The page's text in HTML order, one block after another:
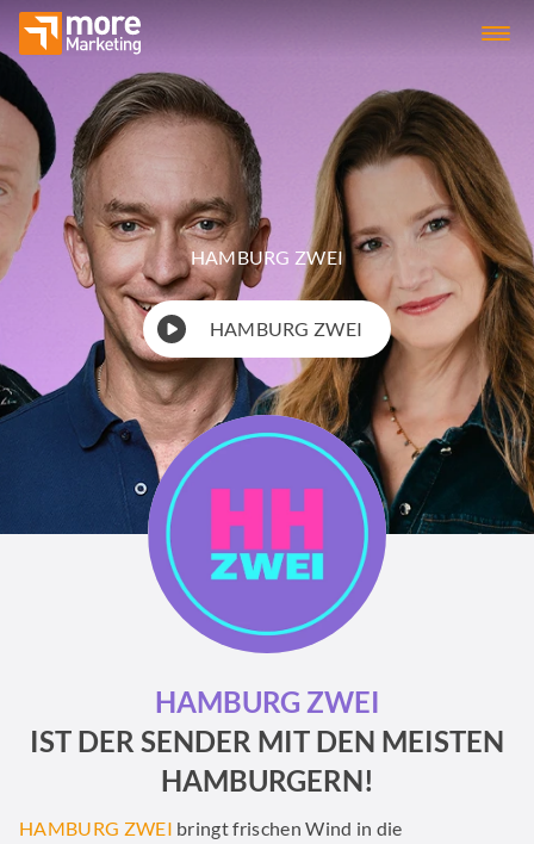
HAMBURG ZWEI
HAMBURG ZWEI
HAMBURG ZWEI
IST DER SENDER MIT DEN MEISTEN
HAMBURGERN!
HAMBURG ZWEI bringt frischen Wind in die